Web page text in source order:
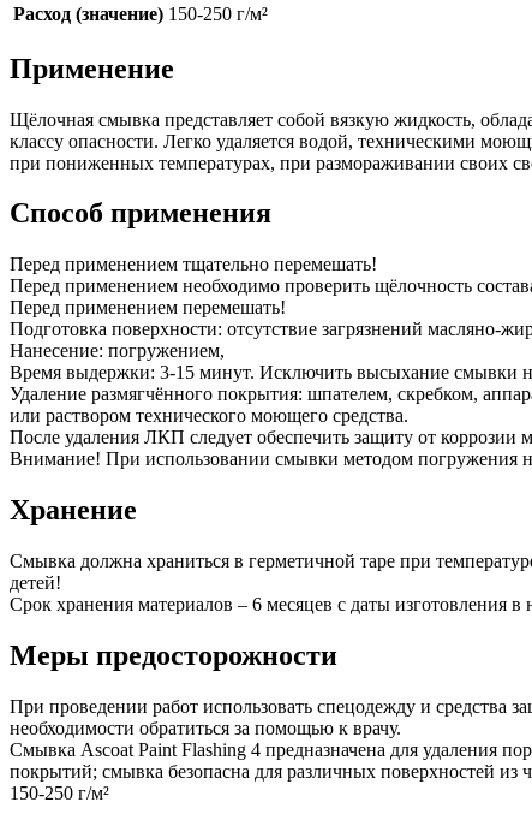
Расход (значение) 150-250 г/м²
Применение
Щёлочная смывка представляет собой вязкую жидкость,
классу опасности. Легко удаляется водой, техническими
при пониженных температурах, при размораживании своих
Способ применения
Перед применением тщательно перемешать!
Перед применением необходимо проверить щёлочность
Перед применением перемешать!
Подготовка поверхности: отсутствие загрязнений масляно-
Нанесение: погружением,
Время выдержки: 3-15 минут. Исключить высыхание смывки
Удаление размягчённого покрытия: шпателем, скребком,
или раствором технического моющего средства.
После удаления ЛКП следует обеспечить защиту от коррозии
Внимание! При использовании смывки методом погружения
Хранение
Смывка должна храниться в герметичной таре при
детей!
Срок хранения материалов – 6 месяцев с даты изготовления
Меры предосторожности
При проведении работ использовать спецодежду и средства
необходимости обратиться за помощью к врачу.
Смывка Ascoat Paint Flashing 4 предназначена для удаления
покрытий; смывка безопасна для различных поверхностей из
150-250 г/м²